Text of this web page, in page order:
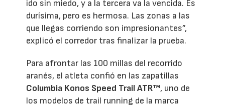
ido sin miedo, y a la tercera va la vencida. Es
durísima, pero es hermosa. Las zonas a las
que llegas corriendo son impresionantes”,
explicó el corredor tras finalizar la prueba.
Para afrontar las 100 millas del recorrido
aranés, el atleta confió en las zapatillas
Columbia Konos Speed Trail ATR™, uno de
los modelos de trail running de la marca